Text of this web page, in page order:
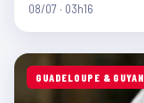
08/07 · 03h16
GUADELOUPE &